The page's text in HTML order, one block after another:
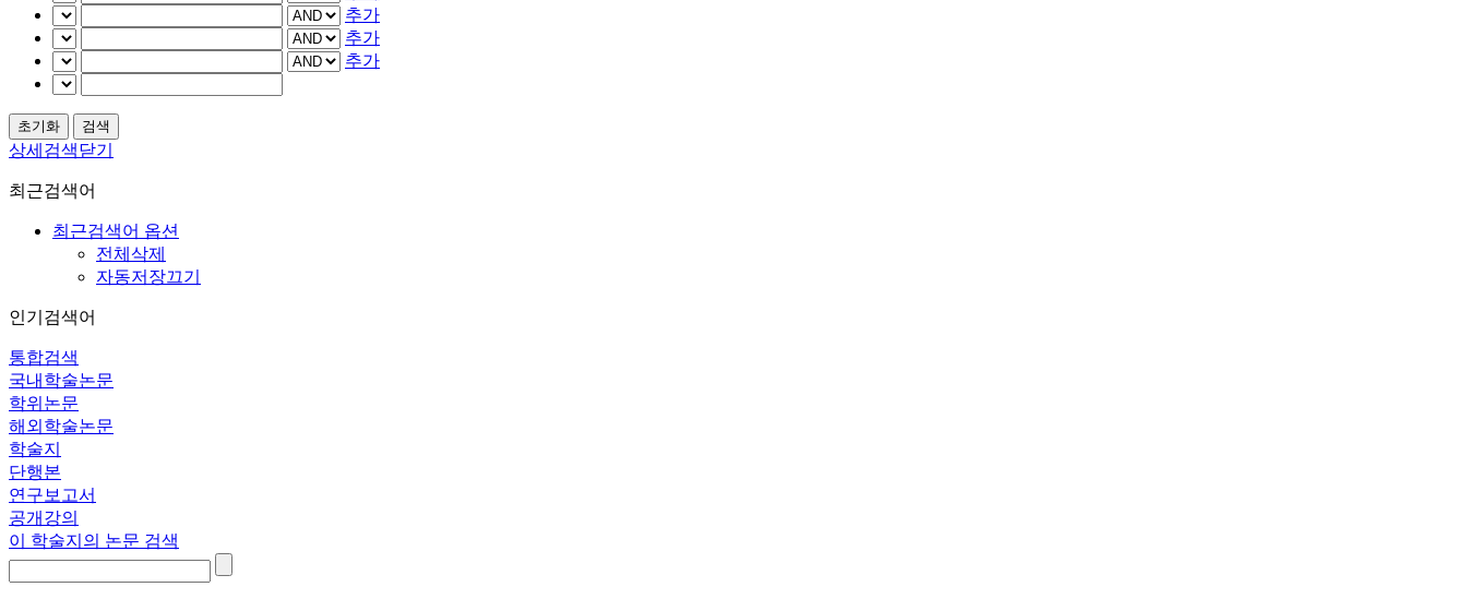
추가
추가
추가
상세검색닫기
최근검색어
최근검색어 옵션
전체삭제
자동저장끄기
인기검색어
통합검색
국내학술논문
학위논문
해외학술논문
학술지
단행본
연구보고서
공개강의
이 학술지의 논문 검색